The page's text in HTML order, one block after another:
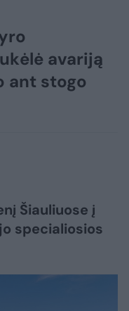
avariją
ant stogo
Šiauliuose į
specialiosios